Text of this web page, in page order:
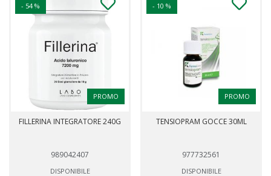
- 54 %
PROMO
FILLERINA INTEGRATORE 240G
989042407
DISPONIBILE
- 10 %
PROMO
TENSIOPRAM GOCCE 30ML
977732561
DISPONIBILE